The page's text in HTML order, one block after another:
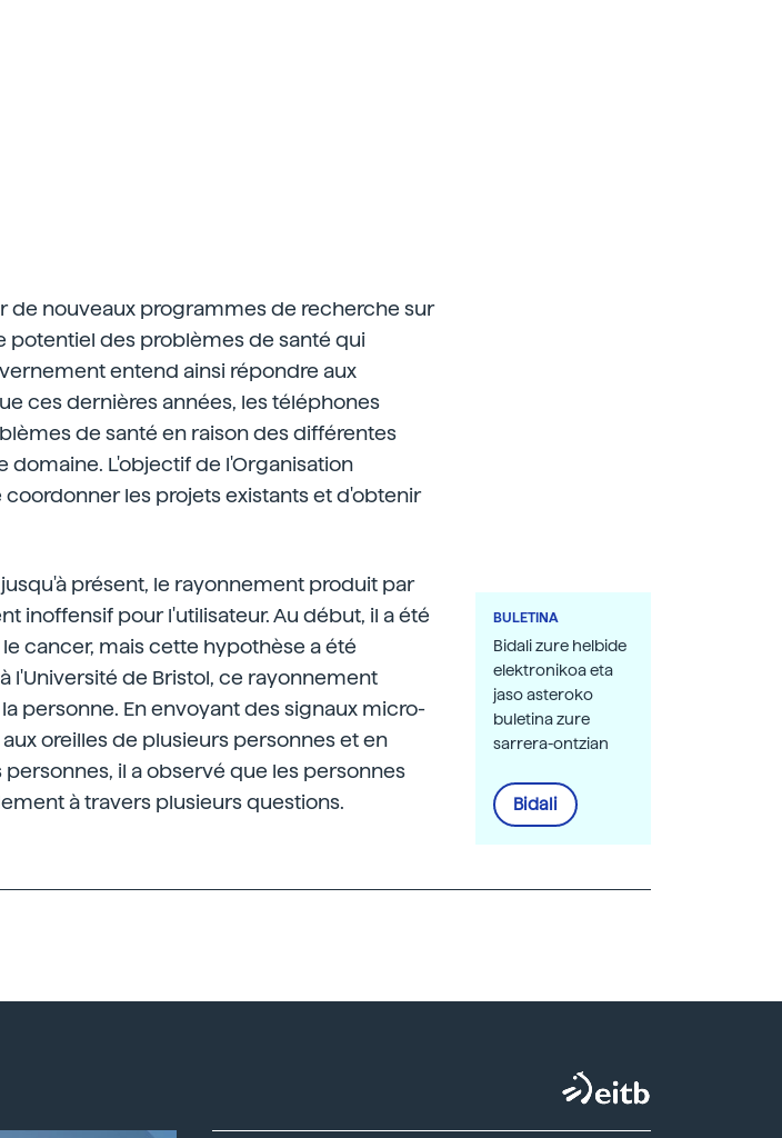
de nouveaux programmes de recherche sur
potentiel des problèmes de santé qui
entend ainsi répondre aux
ces dernières années, les téléphones
de santé en raison des différentes
L'objectif de l'Organisation
les projets existants et d'obtenir
présent, le rayonnement produit par
inoffensif pour l'utilisateur. Au début, il a été
cancer, mais cette hypothèse a été
l'Université de Bristol, ce rayonnement
personne. En envoyant des signaux micro-
oreilles de plusieurs personnes et en
il a observé que les personnes
à travers plusieurs questions.
BULETINA
Bidali zure helbide
elektronikoa eta
jaso asteroko
buletina zure
sarrera-ontzian
Bidali